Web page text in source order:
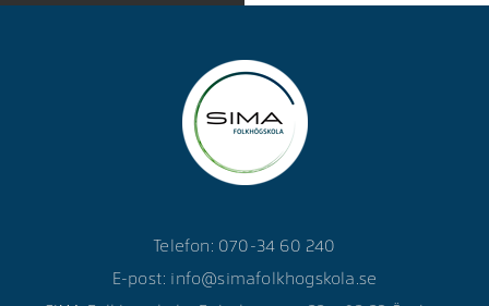
Telefon: 070-34 60 240
E-post: info@simafolkhogskola.se